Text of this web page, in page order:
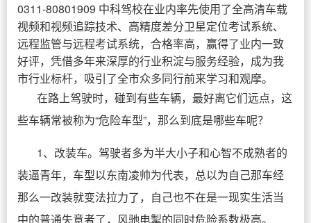
0311-80801909 中科驾校在业内率先使用了全高清车载
视频和视频追踪技术、高精度差分卫星定位考试系统、
远程监管与远程考试系统，合格率高，赢得了业内一致
好评，凭借多年来深厚的行业积淀与服务经验，成为我
市行业标杆，吸引了全市众多同行前来学习和观摩。
在路上驾驶时，碰到有些车辆，最好离它们远点，这
些车辆常被称为“危险车型”，那么到底是哪些车呢？
1、改装车。驾驶者多为半大小子和心智不成熟者的
装逼青年，车型以东南凌帅为代表，总以为自己那车经
那么一改装就变法拉力了，自己也不在是一现实生活当
中的普通失意者了，风驰电掣的同时危险系数极高。